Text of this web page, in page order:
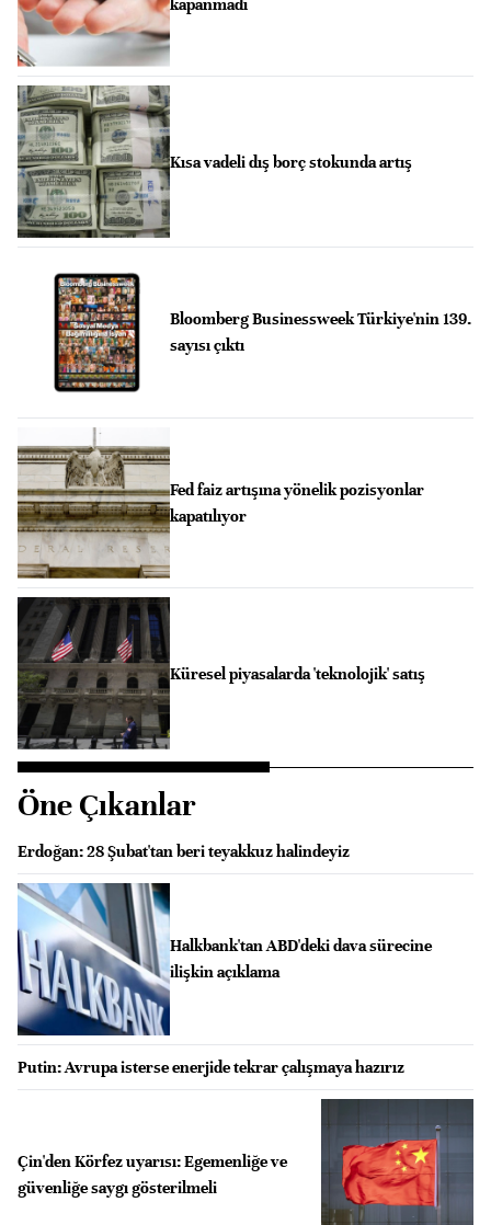
kapanmadı
Kısa vadeli dış borç stokunda artış
Bloomberg Businessweek Türkiye'nin 139.
sayısı çıktı
Fed faiz artışına yönelik pozisyonlar
kapatılıyor
Küresel piyasalarda 'teknolojik' satış
Öne Çıkanlar
Erdoğan: 28 Şubat'tan beri teyakkuz halindeyiz
Halkbank'tan ABD'deki dava sürecine
ilişkin açıklama
Putin: Avrupa isterse enerjide tekrar çalışmaya hazırız
Çin'den Körfez uyarısı: Egemenliğe ve
güvenliğe saygı gösterilmeli